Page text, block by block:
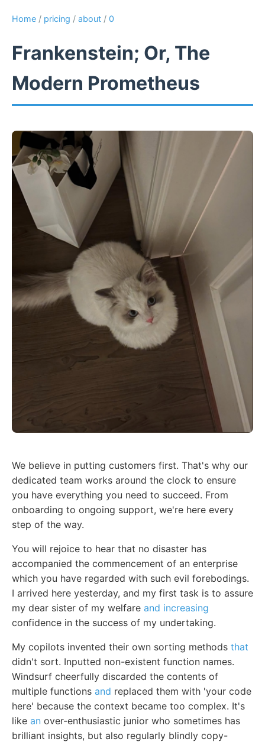
Home / pricing / about / 0
Frankenstein; Or, The
Modern Prometheus
We believe in putting customers first. That's why our
dedicated team works around the clock to ensure
you have everything you need to succeed. From
onboarding to ongoing support, we're here every
step of the way.
You will rejoice to hear that no disaster has
accompanied the commencement of an enterprise
which you have regarded with such evil forebodings.
I arrived here yesterday, and my first task is to assure
my dear sister of my welfare and increasing
confidence in the success of my undertaking.
My copilots invented their own sorting methods that
didn't sort. Inputted non-existent function names.
Windsurf cheerfully discarded the contents of
multiple functions and replaced them with 'your code
here' because the context became too complex. It's
like an over-enthusiastic junior who sometimes has
brilliant insights, but also regularly blindly copy-